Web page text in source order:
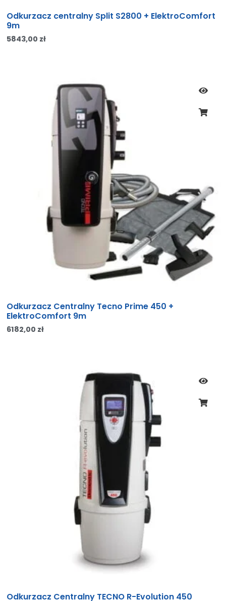
Odkurzacz centralny Split S2800 + ElektroComfort
9m
5843,00 zł
Odkurzacz Centralny Tecno Prime 450 +
ElektroComfort 9m
6182,00 zł
Odkurzacz Centralny TECNO R-Evolution 450